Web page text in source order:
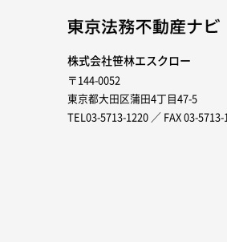
株式会社笹林エスクロー
〒144-0052
東京都大田区蒲田4丁目47-5
TEL03-5713-1220 ／ FAX 03-